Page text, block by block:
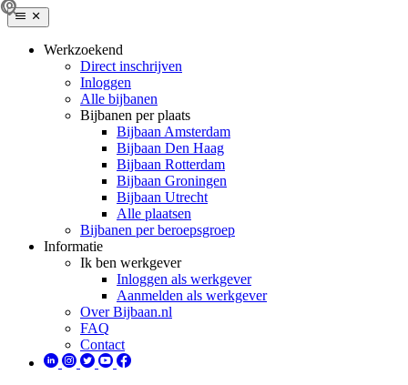
Werkzoekend
Direct inschrijven
Inloggen
Alle bijbanen
Bijbanen per plaats
Bijbaan Amsterdam
Bijbaan Den Haag
Bijbaan Rotterdam
Bijbaan Groningen
Bijbaan Utrecht
Alle plaatsen
Bijbanen per beroepsgroep
Informatie
Ik ben werkgever
Inloggen als werkgever
Aanmelden als werkgever
Over Bijbaan.nl
FAQ
Contact